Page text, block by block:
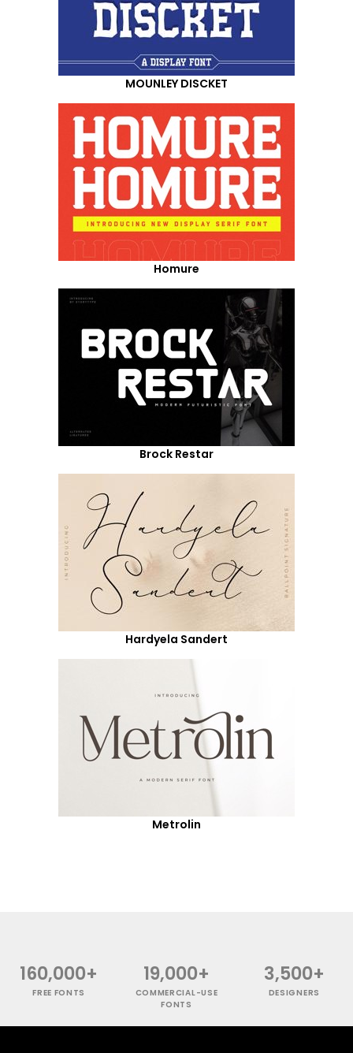
MOUNLEY DISCKET
Homure
Brock Restar
Hardyela Sandert
Metrolin
160,000+
FREE FONTS
19,000+
COMMERCIAL-USE
FONTS
3,500+
DESIGNERS